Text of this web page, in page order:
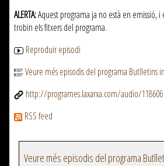
ALERTA:Aquest programa ja no està en emissió, i
trobin els fitxers del programa.
Reproduir episodi
Veure més episodis del programa Butlletins
http://programes.laxarxa.com/audio/118606
RSS feed